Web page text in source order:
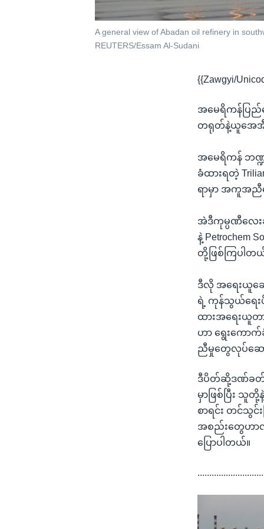
A general view of Abadan oil refinery in
REUTERS/Essam Al-Sudani
{{Zawgyi/
အမေရိကန်ပြည်
တရုတ်နဲ့ယူအေအီ
အမေရိကန် ဘဏ္
ခံထားရတဲ့
ရာမှာ အကူအညီ
အဲဒီကုမ္ပဏီလေးခု
နဲ့ Petrochem
တို့ဖြစ်ကြပါတ
ဒီလို အရေးယူဆ
ရဲ့ ကုန်သွယ်ရေး
ထားအရေးယူတ
ဟာ ရွေးကော
ညီမှုတွေလုပ်ဆေ
ဒီပိတ်ဆို့ဒဏ်ခတ်
မှာဖြစ်ပြီး
စာရင်း တင်သွ
အစည်းတွေဟာလ
ပြောပါတယ်။